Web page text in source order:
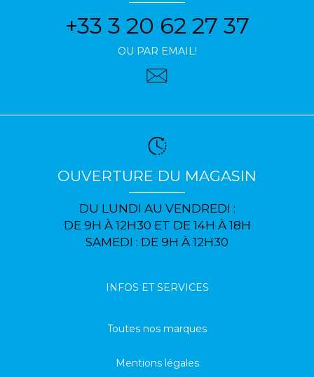
+33 3 20 62 27 37
OU PAR EMAIL!
OUVERTURE DU MAGASIN
DU LUNDI AU VENDREDI :
DE 9H À 12H30 ET DE 14H À 18H
SAMEDI : DE 9H À 12H30
INFOS ET SERVICES
Toutes nos marques
Mentions légales